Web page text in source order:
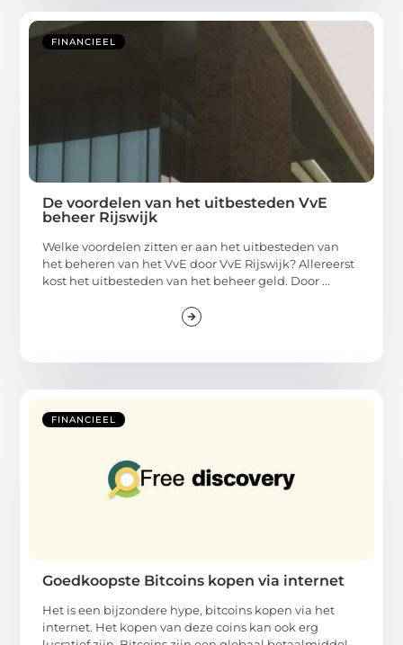
FINANCIEEL
De voordelen van het uitbesteden VvE
beheer Rijswijk
Welke voordelen zitten er aan het uitbesteden van
het beheren van het VvE door VvE Rijswijk? Allereerst
kost het uitbesteden van het beheer geld. Door ...
FINANCIEEL
Goedkoopste Bitcoins kopen via internet
Het is een bijzondere hype, bitcoins kopen via het
internet. Het kopen van deze coins kan ook erg